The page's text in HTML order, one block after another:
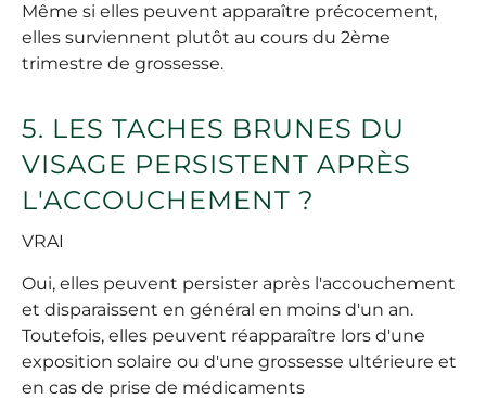
Même si elles peuvent apparaître précocement,
elles surviennent plutôt au cours du 2ème
trimestre de grossesse.
5. LES TACHES BRUNES DU
VISAGE PERSISTENT APRÈS
L'ACCOUCHEMENT ?
VRAI
Oui, elles peuvent persister après l'accouchement
et disparaissent en général en moins d'un an.
Toutefois, elles peuvent réapparaître lors d'une
exposition solaire ou d'une grossesse ultérieure et
en cas de prise de médicaments